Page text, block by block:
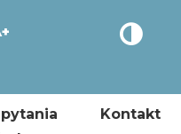
Kontakt